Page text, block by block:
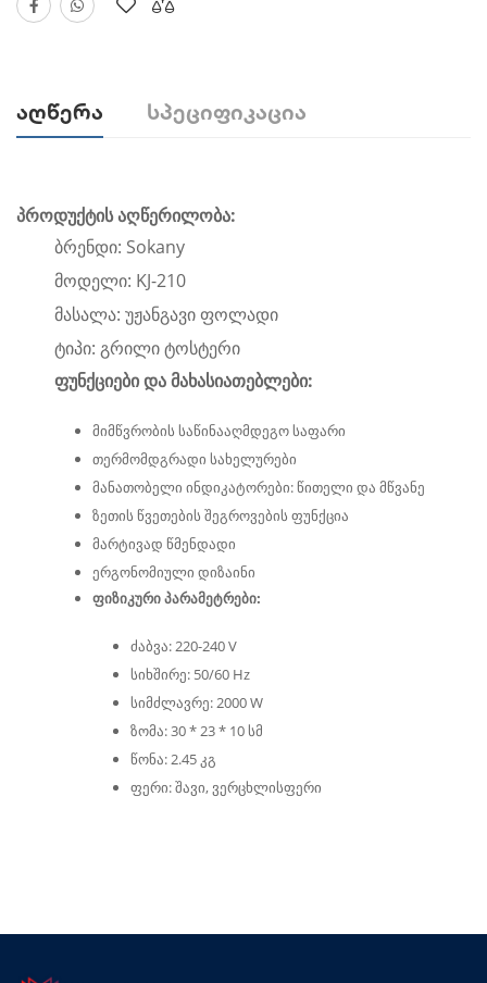
Აღწერა Სპეციფიკაცია
პროდუქტის აღწერილობა:
ბრენდი: Sokany
მოდელი: KJ-210
მასალა: უჟანგავი ფოლადი
ტიპი: გრილი ტოსტერი
ფუნქციები და მახასიათებლები:
მიმწვრობის საწინააღმდეგო საფარი
თერმომდგრადი სახელურები
მანათობელი ინდიკატორები: წითელი და მწვანე
ზეთის წვეთების შეგროვების ფუნქცია
მარტივად წმენდადი
ერგონომიული დიზაინი
ფიზიკური პარამეტრები:
ძაბვა: 220-240 V
სიხშირე: 50/60 Hz
სიმძლავრე: 2000 W
ზომა: 30 * 23 * 10 სმ
წონა: 2.45 კგ
ფერი: შავი, ვერცხლისფერი